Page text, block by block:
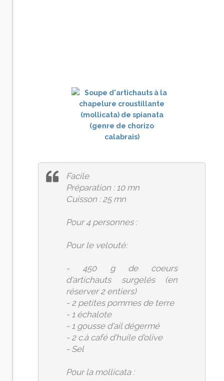
Facile
Préparation : 10 mn
Cuisson : 25 mn
Pour 4 personnes :
Pour le velouté:
- 450 g de coeurs
d'artichauts surgelés (en
réserver 2 entiers)
- 2 petites pommes de terre
- 1 échalote
- 1 gousse d'ail dégermé
- 2 c.à café d'huile d'olive
- Sel
Pour la mollicata :